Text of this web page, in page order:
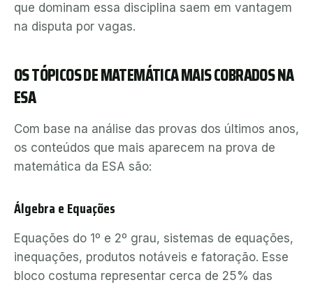
que dominam essa disciplina saem em vantagem
na disputa por vagas.
OS TÓPICOS DE MATEMÁTICA MAIS COBRADOS NA
ESA
Com base na análise das provas dos últimos anos,
os conteúdos que mais aparecem na prova de
matemática da ESA são:
Álgebra e Equações
Equações do 1º e 2º grau, sistemas de equações,
inequações, produtos notáveis e fatoração. Esse
bloco costuma representar cerca de 25% das